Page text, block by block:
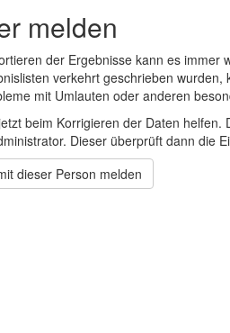
melden
der Ergebnisse kann es
verkehrt geschrieben
mit Umlauten oder anderen
beim Korrigieren der Daten
Dieser überprüft dann die
dieser Person melden